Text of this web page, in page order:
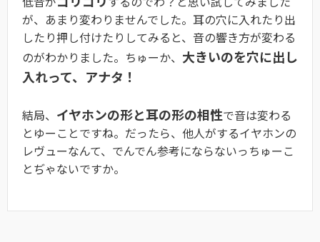
が、あまり変わりませんでした。耳の穴に入れたり出
したり押し付けたりしてみると、音の響き方が変わる
のがわかりました。ちゅーか、 大きいのを穴に出し
入れって、アナタ！
結局、 イヤホンの形と耳の形の相性で音は変わる
とゆーことですね。だったら、他人がするイヤホンの
レヴューなんて、でんでん参考にならないっちゅーこ
とぢゃないですか。